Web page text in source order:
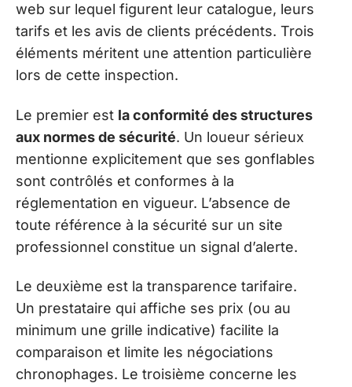
web sur lequel figurent leur catalogue, leurs
tarifs et les avis de clients précédents. Trois
éléments méritent une attention particulière
lors de cette inspection.
Le premier est la conformité des structures
aux normes de sécurité. Un loueur sérieux
mentionne explicitement que ses gonflables
sont contrôlés et conformes à la
réglementation en vigueur. L’absence de
toute référence à la sécurité sur un site
professionnel constitue un signal d’alerte.
Le deuxième est la transparence tarifaire.
Un prestataire qui affiche ses prix (ou au
minimum une grille indicative) facilite la
comparaison et limite les négociations
chronophages. Le troisième concerne les